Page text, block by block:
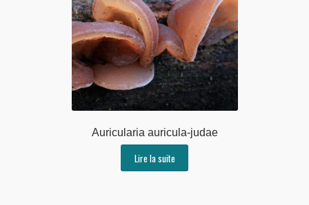
Auricularia auricula-judae
Lire la suite